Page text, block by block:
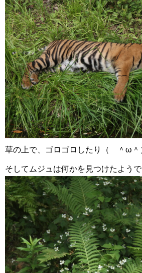
草の上で、ゴロゴロしたり（ ＾ω＾
そしてムジュは何かを見つけたようで